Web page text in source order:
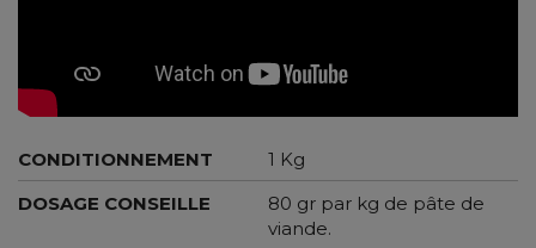
CONDITIONNEMENT
1 Kg
DOSAGE CONSEILLE
80 gr par kg de pâte de
viande.